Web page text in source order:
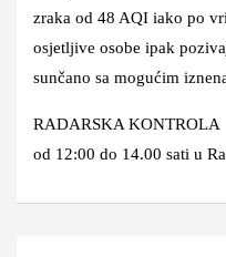
zraka od 48 AQI iako po
osjetljive osobe ipak
sunčano sa mogućim
RADARSKA KONTROLA
od 12:00 do 14.00 sati u